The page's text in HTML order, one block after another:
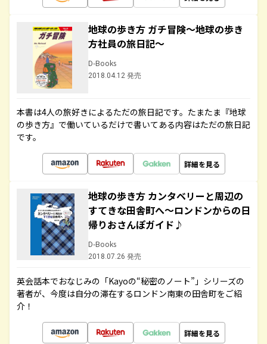
地球の歩き方 ガチ冒険～地球の歩き
方社員の旅日記～
D-Books
2018.04.12 発売
本書は4人の旅好きによるただの旅日記です。たまたま『地球
の歩き方』で働いているだけで書いてある内容はただの旅日記
です。
詳細を見る
地球の歩き方 カンタベリーと周辺の
すてきな田舎町へ～ロンドンからの日
帰りおさんぽガイド♪
D-Books
2018.07.26 発売
英会話本でおなじみの「Kayoの“秘密のノート”」シリーズの
著者が、今度は自分の滞在するロンドン南東の田舎町をご紹
介！
詳細を見る